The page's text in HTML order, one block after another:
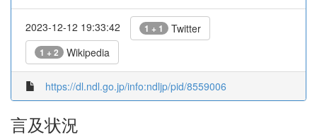
2023-12-12 19:33:42 1 + 1 Twitter
1 + 2 Wikipedia
https://dl.ndl.go.jp/info:ndljp/pid/8559006
言及状況